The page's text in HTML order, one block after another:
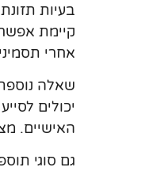
בעיות
קיימת
אחרי
שאלה
יכולים
האישיים.
גם סוגי